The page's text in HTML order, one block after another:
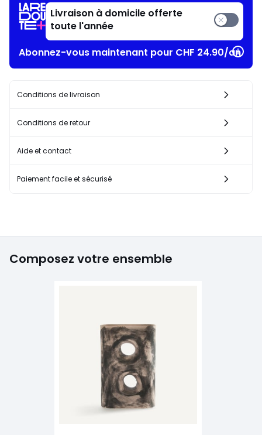
Livraison à domicile offerte
toute l'année
Abonnez-vous maintenant pour CHF 24.90/an​
Conditions de livraison
Conditions de retour
Aide et contact
Paiement facile et sécurisé
Composez votre ensemble